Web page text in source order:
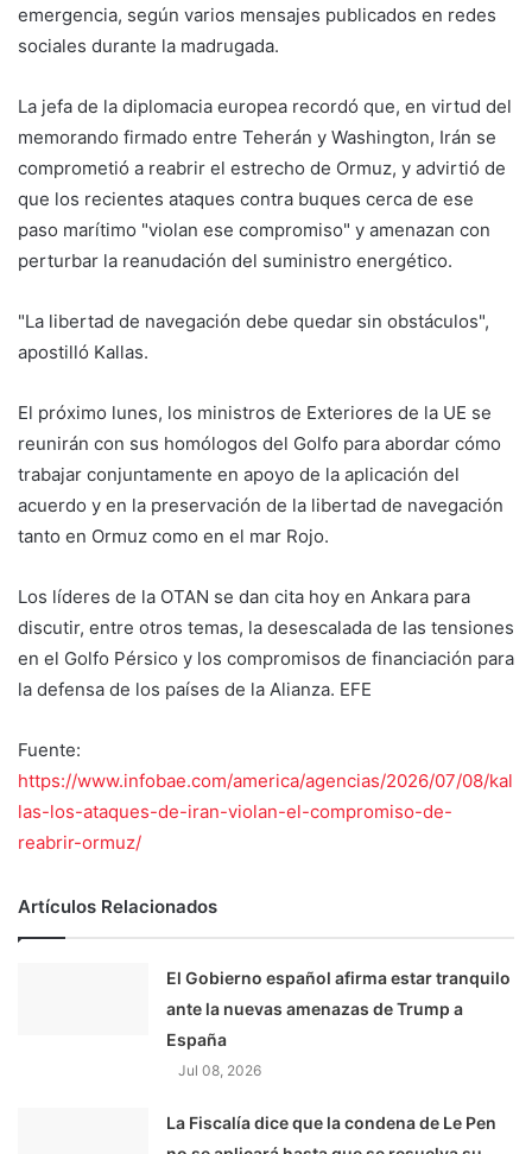
emergencia, según varios mensajes publicados en redes
sociales durante la madrugada.
La jefa de la diplomacia europea recordó que, en virtud del
memorando firmado entre Teherán y Washington, Irán se
comprometió a reabrir el estrecho de Ormuz, y advirtió de
que los recientes ataques contra buques cerca de ese
paso marítimo "violan ese compromiso" y amenazan con
perturbar la reanudación del suministro energético.
"La libertad de navegación debe quedar sin obstáculos",
apostilló Kallas.
El próximo lunes, los ministros de Exteriores de la UE se
reunirán con sus homólogos del Golfo para abordar cómo
trabajar conjuntamente en apoyo de la aplicación del
acuerdo y en la preservación de la libertad de navegación
tanto en Ormuz como en el mar Rojo.
Los líderes de la OTAN se dan cita hoy en Ankara para
discutir, entre otros temas, la desescalada de las tensiones
en el Golfo Pérsico y los compromisos de financiación para
la defensa de los países de la Alianza. EFE
Fuente:
https://www.infobae.com/america/agencias/2026/07/08/kal
las-los-ataques-de-iran-violan-el-compromiso-de-
reabrir-ormuz/
Artículos Relacionados
El Gobierno español afirma estar tranquilo
ante la nuevas amenazas de Trump a
España
Jul 08, 2026
La Fiscalía dice que la condena de Le Pen